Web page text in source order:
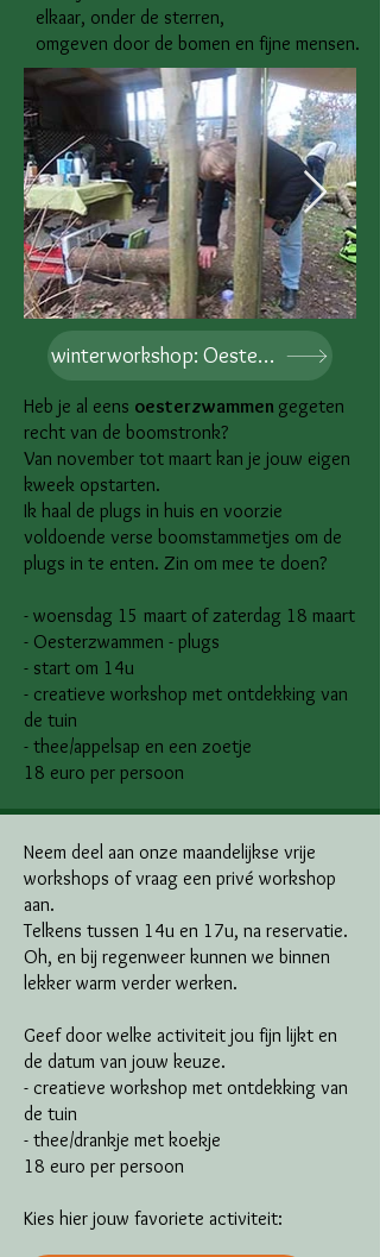
elkaar, onder de sterren,
omgeven door de bomen en fijne mensen.
winterworkshop: Oesterzwammen
Heb je al eens oesterzwammen gegeten
recht van de boomstronk?
Van november tot maart kan je jouw eigen
kweek opstarten.
Ik haal de plugs in huis en voorzie
voldoende verse boomstammetjes om de
plugs in te enten. Zin om mee te doen?
- woensdag 15 maart of zaterdag 18 maart
- Oesterzwammen - plugs
- start om 14u
- creatieve workshop met ontdekking van
de tuin
- thee/appelsap en een zoetje
18 euro per persoon
Neem deel aan onze maandelijkse vrije
workshops of vraag een privé workshop
aan.
Telkens tussen 14u en 17u, na reservatie.
Oh, en bij regenweer kunnen we binnen
lekker warm verder werken.
Geef door welke activiteit jou fijn lijkt en
de datum van jouw keuze.
- creatieve workshop met ontdekking van
de tuin
- thee/drankje met koekje
18 euro per persoon
Kies hier jouw favoriete activiteit: